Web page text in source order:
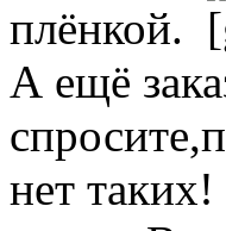
плёнкой.
А ещё
нет